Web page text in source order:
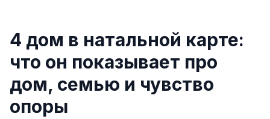
4 дом в натальной карте:
что он показывает про
дом, семью и чувство
опоры